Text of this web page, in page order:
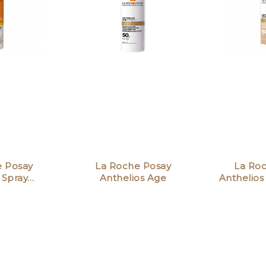
Lavante
Uriage Creme Lavante
200ml
Uriage